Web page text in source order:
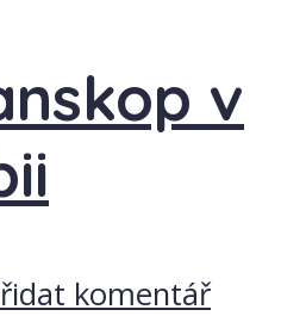
v
komentář